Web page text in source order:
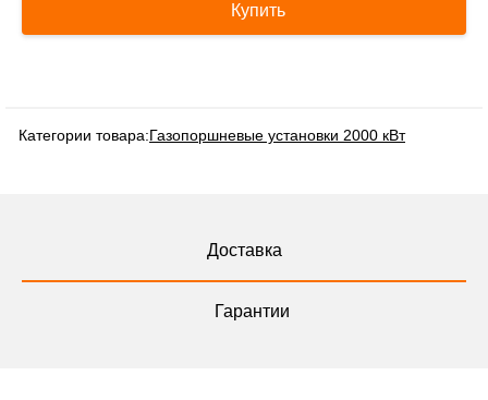
Купить
Категории товара:Газопоршневые установки 2000 кВт
Доставка
Гарантии